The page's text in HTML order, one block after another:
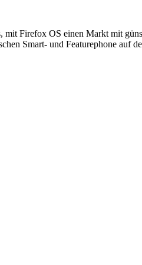
Firefox OS einen Markt mit
Smart- und Featurephone auf